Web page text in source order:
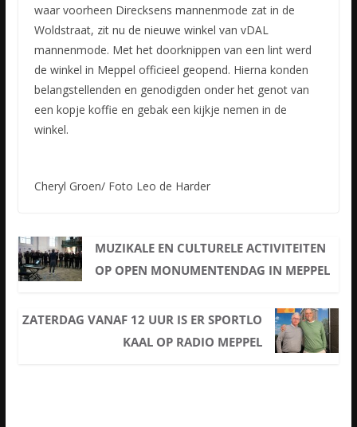
waar voorheen Direcksens mannenmode zat in de
Woldstraat, zit nu de nieuwe winkel van vDAL
mannenmode. Met het doorknippen van een lint werd
de winkel in Meppel officieel geopend. Hierna konden
belangstellenden en genodigden onder het genot van
een kopje koffie en gebak een kijkje nemen in de
winkel.
Cheryl Groen/ Foto Leo de Harder
MUZIKALE EN CULTURELE ACTIVITEITEN
OP OPEN MONUMENTENDAG IN MEPPEL
ZATERDAG VANAF 12 UUR IS ER SPORTLO
KAAL OP RADIO MEPPEL